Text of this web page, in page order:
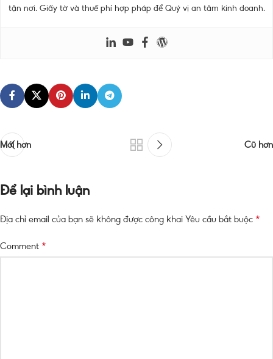
tận nơi. Giấy tờ và thuế phí hợp pháp để Quý vị an tâm kinh doanh.
Mới hơn Cũ hơn
Để lại bình luận
Địa chỉ email của bạn sẽ không được công khai Yêu cầu bắt buộc *
Comment *